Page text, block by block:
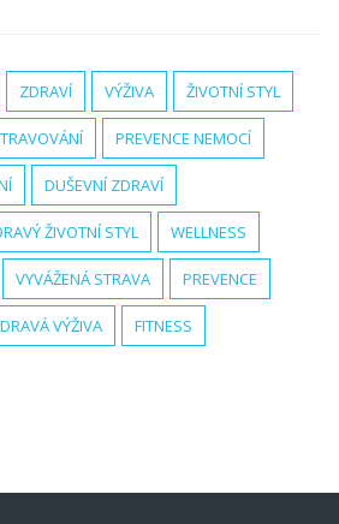
ZDRAVÍ VÝŽIVA ŽIVOTNÍ STYL
PREVENCE NEMOCÍ
DUŠEVNÍ ZDRAVÍ
ŽIVOTNÍ STYL WELLNESS
VYVÁŽENÁ STRAVA PREVENCE
VÝŽIVA FITNESS